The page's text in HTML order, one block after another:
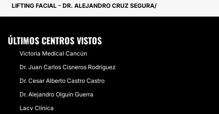
LIFTING FACIAL - DR. ALEJANDRO CRUZ SEGURA
ÚLTIMOS CENTROS VISTOS
Victoria Medical Cancún
Dr. Juan Carlos Cisneros Rodríguez
Dr. Cesar Alberto Castro Castro
Dr. Alejandro Olguin Guerra
Lacv Clínica